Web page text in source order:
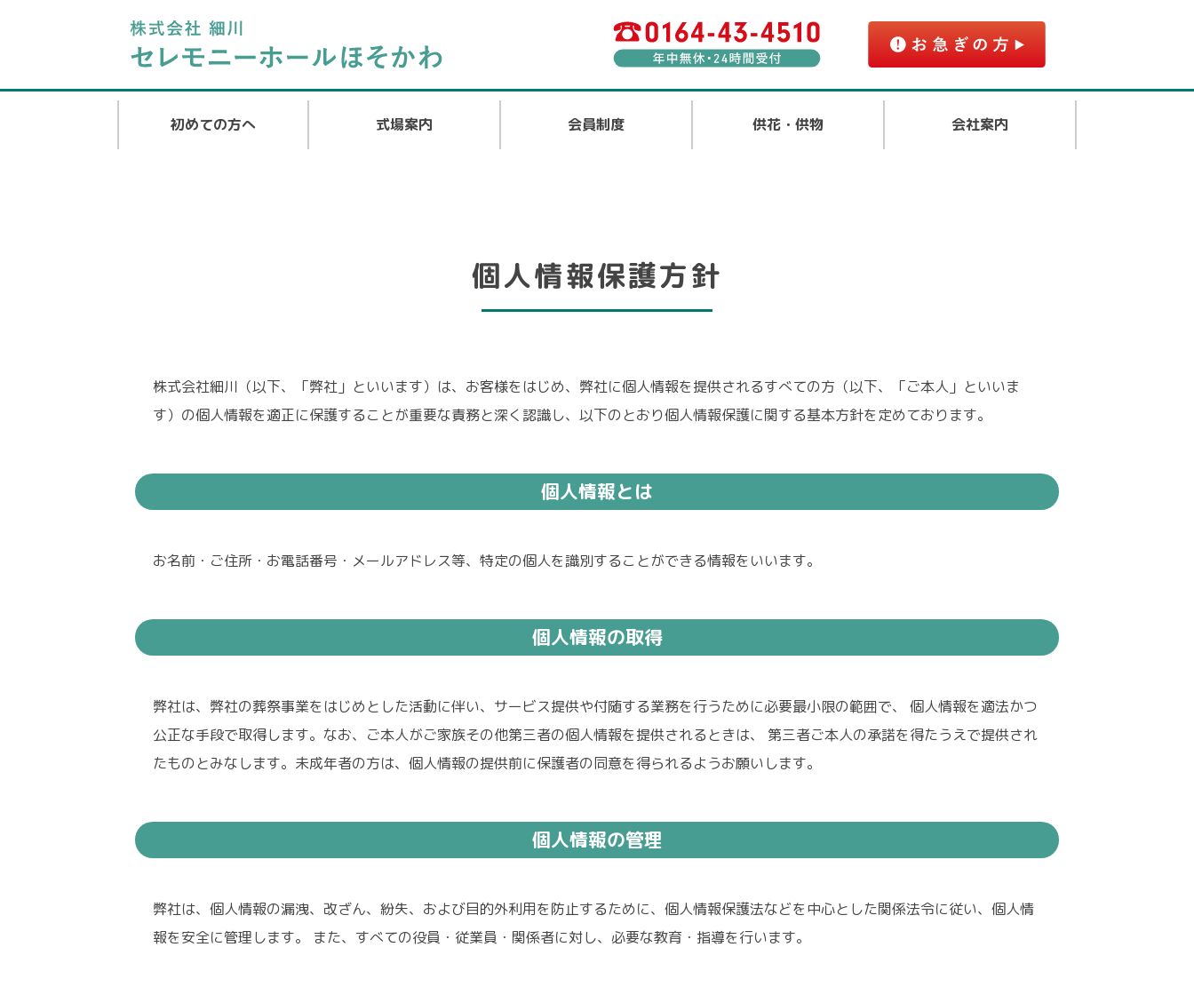
初めての方へ 式場案内 会員制度 供花・供物 会社案内
個人情報保護方針
株式会社細川（以下、「弊社」といいます）は、お客様をはじめ、弊社に個人情報を提供されるすべての方（以下、「ご本人」といいま
す）の個人情報を適正に保護することが重要な責務と深く認識し、以下のとおり個人情報保護に関する基本方針を定めております。
個人情報とは
お名前・ご住所・お電話番号・メールアドレス等、特定の個人を識別することができる情報をいいます。
個人情報の取得
弊社は、弊社の葬祭事業をはじめとした活動に伴い、サービス提供や付随する業務を行うために必要最小限の範囲で、 個人情報を適法かつ
公正な手段で取得します。なお、ご本人がご家族その他第三者の個人情報を提供されるときは、 第三者ご本人の承諾を得たうえで提供され
たものとみなします。未成年者の方は、個人情報の提供前に保護者の同意を得られるようお願いします。
個人情報の管理
弊社は、個人情報の漏洩、改ざん、紛失、および目的外利用を防止するために、個人情報保護法などを中心とした関係法令に従い、個人情
報を安全に管理します。 また、すべての役員・従業員・関係者に対し、必要な教育・指導を行います。